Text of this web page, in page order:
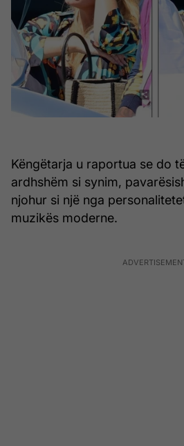
Këngëtarja u raportua se do
ardhshëm si synim,
njohur si një nga
muzikës moderne.